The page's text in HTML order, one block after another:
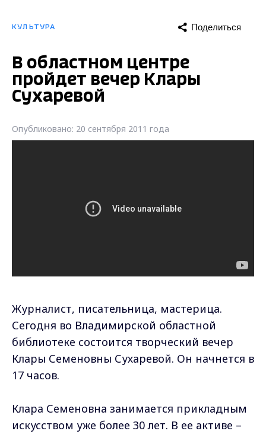
КУЛЬТУРА Поделиться
В областном центре
пройдет вечер Клары
Сухаревой
Опубликовано: 20 сентября 2011 года
Журналист, писательница, мастерица.
Сегодня во Владимирской областной
библиотеке состоится творческий вечер
Клары Семеновны Сухаревой. Он начнется в
17 часов.
Клара Семеновна занимается прикладным
искусством уже более 30 лет. В ее активе –